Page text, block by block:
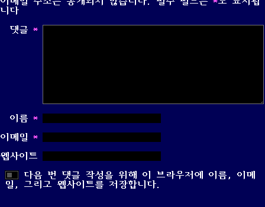
니다
댓글 *
이름 *
이메일 *
웹사이트
다음 번 댓글 작성을 위해 이 브라우저에 이름, 이메
일, 그리고 웹사이트를 저장합니다.